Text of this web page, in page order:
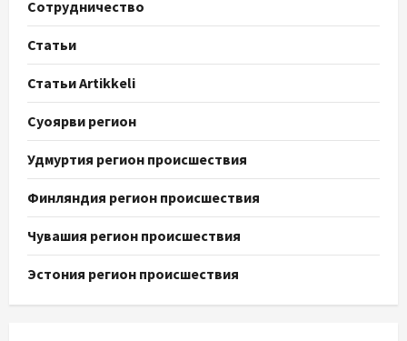
Сотрудничество
Статьи
Статьи Artikkeli
Суоярви регион
Удмуртия регион происшествия
Финляндия регион происшествия
Чувашия регион происшествия
Эстония регион происшествия